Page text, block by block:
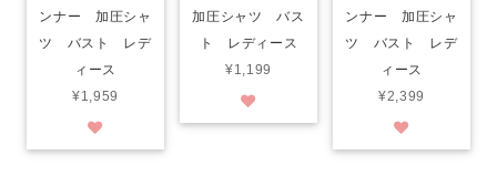
ンナー 加圧シャ
ツ バスト レデ
ィース
¥1,959
加圧シャツ バス
ト レディース
¥1,199
ンナー 加圧シャ
ツ バスト レデ
ィース
¥2,399